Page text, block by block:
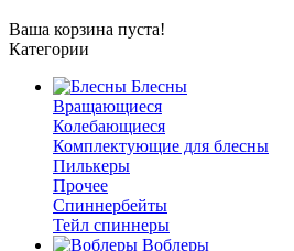
Ваша корзина пуста!
Категории
Блесны
Вращающиеся
Колебающиеся
Комплектующие для блесны
Пилькеры
Прочее
Спиннербейты
Тейл спиннеры
Воблеры